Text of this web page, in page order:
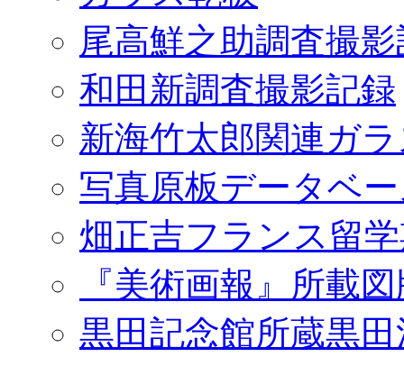
尾高鮮之助調査撮
和田新調査撮影記録
新海竹太郎関連ガ
写真原板データベ
畑正吉フランス留
『美術画報』所載
黒田記念館所蔵黒